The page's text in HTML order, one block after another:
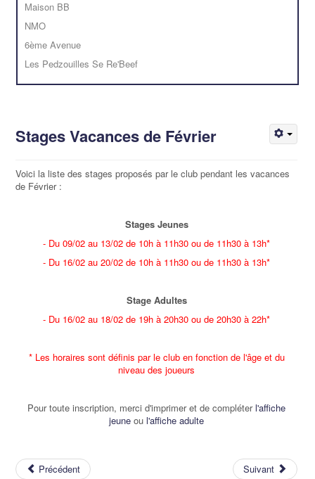
Maison BB
NMO
6ème Avenue
Les Pedzouilles Se Re'Beef
Stages Vacances de Février
Voici la liste des stages proposés par le club pendant les vacances
de Février :
Stages Jeunes
- Du 09/02 au 13/02 de 10h à 11h30 ou de 11h30 à 13h*
- Du 16/02 au 20/02 de 10h à 11h30 ou de 11h30 à 13h*
Stage Adultes
- Du 16/02 au 18/02 de 19h à 20h30 ou de 20h30 à 22h*
* Les horaires sont définis par le club en fonction de l'âge et du
niveau des joueurs
Pour toute inscription, merci d'imprimer et de compléterl'affiche
jeune ou l'affiche adulte
Précédent Suivant